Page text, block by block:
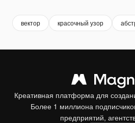
вектор красочный узор
Креативная платформа для
Более 1 миллиона
предприятий,